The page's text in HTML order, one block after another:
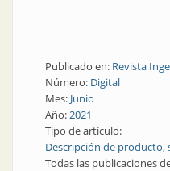
Publicado en: Revista
Número: Digital
Mes: Junio
Año:2021
Tipo de artículo:
Descripción de producto,
Todas las publicaciones